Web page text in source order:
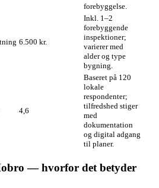
forebyggelse.
6.500 kr.
Inkl. 1–2
forebyggende
inspektioner;
varierer med
alder og type
bygning.
4,6
Baseret på 120
lokale
respondenter;
tilfredshed stiger
med
dokumentation
og digital adgang
til planer.
— hvorfor det betyder